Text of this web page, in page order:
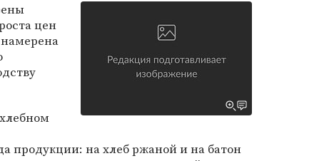
цен
продукции: на хлеб ржаной и на батон